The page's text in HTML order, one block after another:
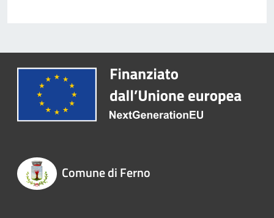
Comune di Ferno